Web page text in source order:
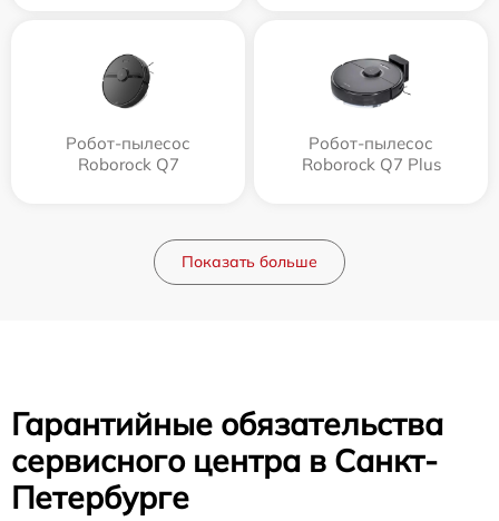
Робот-пылесос
Roborock Q7
Робот-пылесос
Roborock Q7 Plus
Показать больше
Гарантийные обязательства
сервисного центра в Санкт-
Петербурге